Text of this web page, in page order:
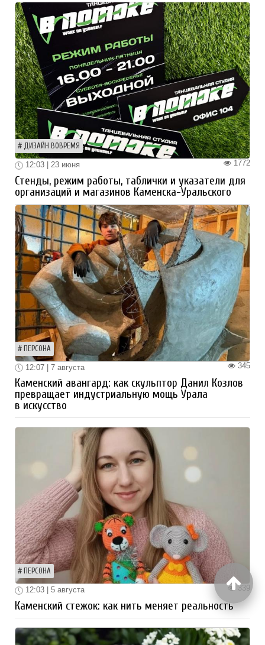
ДИЗАЙН ВОВРЕМЯ
1772
12:03 | 23 июня
Стенды, режим работы, таблички и указатели для
организаций и магазинов Каменска-Уральского
ПЕРСОНА
345
12:07 | 7 августа
Каменский авангард: как скульптор Данил Козлов
превращает индустриальную мощь Урала
в искусство
ПЕРСОНА
339
12:03 | 5 августа
Каменский стежок: как нить меняет реальность